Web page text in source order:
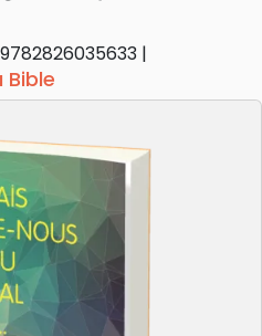
9782826035633
Bible